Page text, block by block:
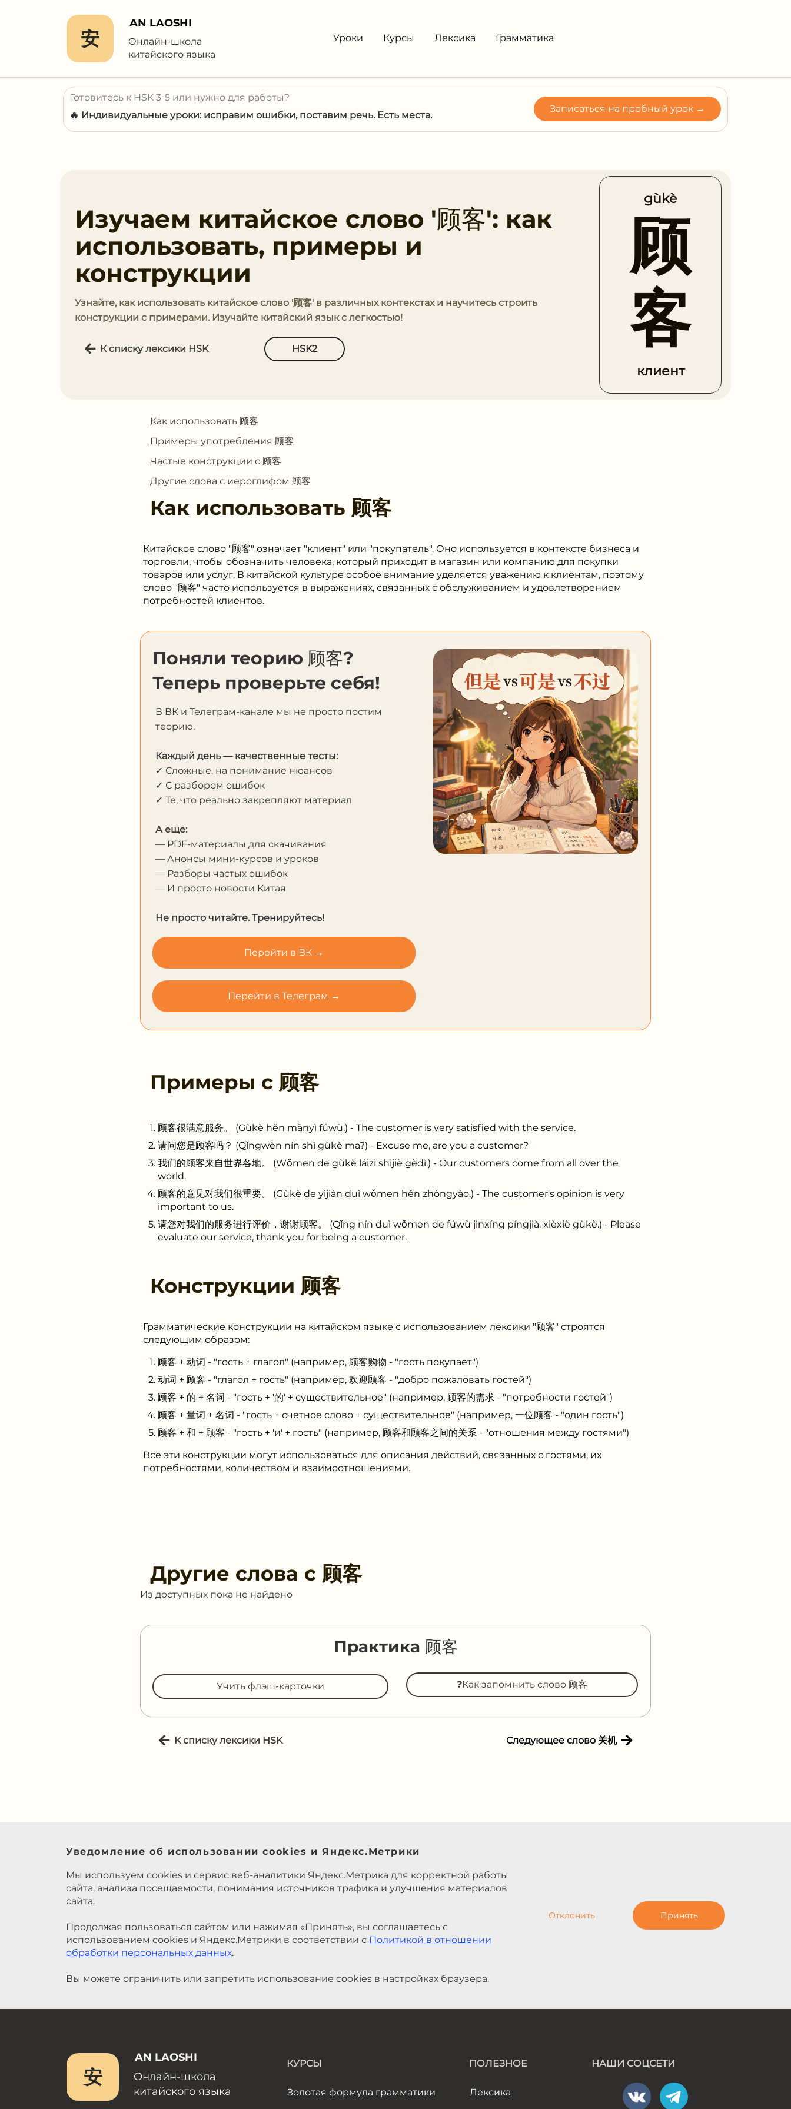
安
AN LAOSHI
Онлайн-школа
китайского языка
Уроки Курсы Лексика Грамматика
Готовитесь к HSK 3-5 или нужно для работы?
🔥 Индивидуальные уроки: исправим ошибки, поставим речь. Есть места.
Записаться на пробный урок →
Изучаем китайское слово '顾客': как
использовать, примеры и
конструкции
Узнайте, как использовать китайское слово '顾客' в различных контекстах и научитесь строить
конструкции с примерами. Изучайте китайский язык с легкостью!
К списку лексики HSK HSK2
gùkè
顾
客
клиент
Как использовать 顾客
Примеры употребления 顾客
Частые конструкции с 顾客
Другие слова с иероглифом 顾客
Как использовать 顾客
Китайское слово "顾客" означает "клиент" или "покупатель". Оно используется в контексте бизнеса и
торговли, чтобы обозначить человека, который приходит в магазин или компанию для покупки
товаров или услуг. В китайской культуре особое внимание уделяется уважению к клиентам, поэтому
слово "顾客" часто используется в выражениях, связанных с обслуживанием и удовлетворением
потребностей клиентов.
Поняли теорию 顾客?
Теперь проверьте себя!
В ВК и Телеграм-канале мы не просто постим
теорию.
Каждый день — качественные тесты:
✓ Сложные, на понимание нюансов
✓ С разбором ошибок
✓ Те, что реально закрепляют материал
А еще:
— PDF-материалы для скачивания
— Анонсы мини-курсов и уроков
— Разборы частых ошибок
— И просто новости Китая
Не просто читайте. Тренируйтесь!
Перейти в ВК →
Перейти в Телеграм →
Примеры с 顾客
顾客很满意服务。 (Gùkè hěn mǎnyì fúwù.) - The customer is very satisfied with the service.
请问您是顾客吗？ (Qǐngwèn nín shì gùkè ma?) - Excuse me, are you a customer?
我们的顾客来自世界各地。 (Wǒmen de gùkè láizì shìjiè gèdì.) - Our customers come from all over the
world.
顾客的意见对我们很重要。 (Gùkè de yìjiàn duì wǒmen hěn zhòngyào.) - The customer's opinion is very
important to us.
请您对我们的服务进行评价，谢谢顾客。 (Qǐng nín duì wǒmen de fúwù jìnxíng píngjià, xièxiè gùkè.) - Please
evaluate our service, thank you for being a customer.
Конструкции 顾客
Грамматические конструкции на китайском языке с использованием лексики "顾客" строятся
следующим образом:
顾客 + 动词 - "гость + глагол" (например, 顾客购物 - "гость покупает")
动词 + 顾客 - "глагол + гость" (например, 欢迎顾客 - "добро пожаловать гостей")
顾客 + 的 + 名词 - "гость + '的' + существительное" (например, 顾客的需求 - "потребности гостей")
顾客 + 量词 + 名词 - "гость + счетное слово + существительное" (например, 一位顾客 - "один гость")
顾客 + 和 + 顾客 - "гость + 'и' + гость" (например, 顾客和顾客之间的关系 - "отношения между гостями")
Все эти конструкции могут использоваться для описания действий, связанных с гостями, их
потребностями, количеством и взаимоотношениями.
Другие слова с 顾客
Из доступных пока не найдено
Практика 顾客
Учить флэш-карточки ❓Как запомнить слово 顾客
К списку лексики HSK Следующее слово 关机
Уведомление об использовании cookies и Яндекс.Метрики
Мы используем cookies и сервис веб-аналитики Яндекс.Метрика для корректной работы
сайта, анализа посещаемости, понимания источников трафика и улучшения материалов
сайта.
Продолжая пользоваться сайтом или нажимая «Принять», вы соглашаетесь с
использованием cookies и Яндекс.Метрики в соответствии с Политикой в отношении
обработки персональных данных.
Вы можете ограничить или запретить использование cookies в настройках браузера.
Отклонить Принять
安
AN LAOSHI
Онлайн-школа
китайского языка
КУРСЫ
Золотая формула грамматики
ПОЛЕЗНОЕ
Лексика
НАШИ СОЦСЕТИ